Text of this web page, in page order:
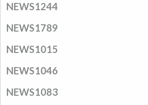
NEWS1244
NEWS1789
NEWS1015
NEWS1046
NEWS1083